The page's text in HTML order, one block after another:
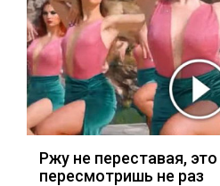
Ржу не переставая,
пересмотришь не раз